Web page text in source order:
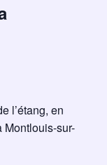
l’étang, en
Montlouis-sur-